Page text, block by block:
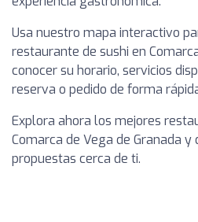
Usa nuestro mapa interactivo
restaurante de sushi en
conocer su horario, servicios
reserva o pedido de forma
Explora ahora los mejores
Comarca de Vega de Granada y
propuestas cerca de ti.